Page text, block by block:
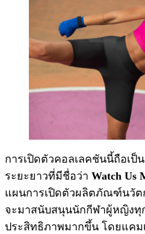
การเปิดตัวคอลเลคชันนี้ถือเ
ระยะยาวที่มีชื่อว่า Watch Us
แผนการเปิดตัวผลิตภัณฑ์นวัต
จะมาสนับสนุนนักกีฬาผู้หญิงทุ
ประสิทธิภาพมากขึ้น โดยแค